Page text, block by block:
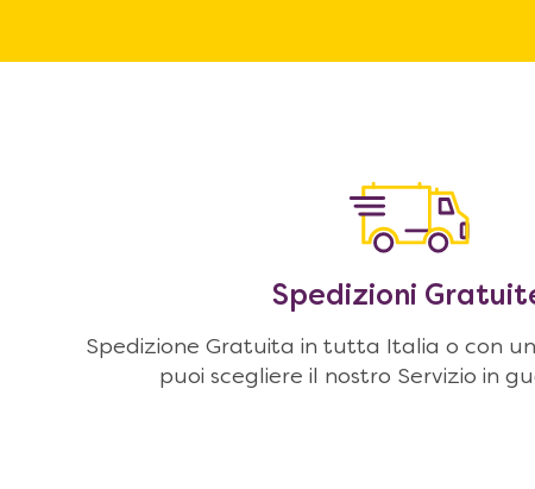
Spedizioni
Spedizione Gratuita in tutta Italia o con
puoi scegliere il nostro Servizio in